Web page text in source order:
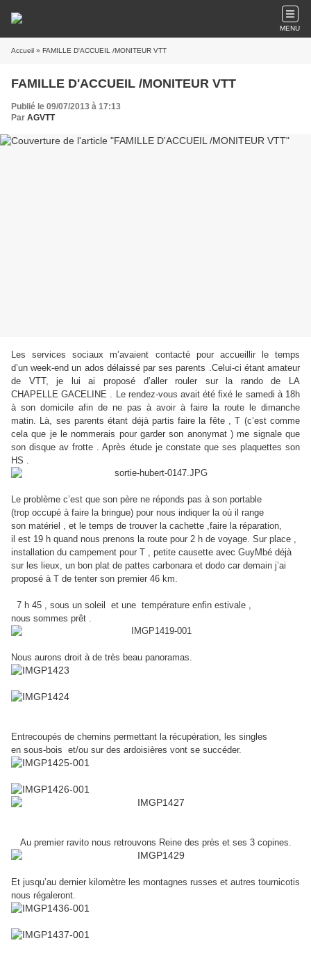
MENU
Accueil » FAMILLE D'ACCUEIL /MONITEUR VTT
FAMILLE D'ACCUEIL /MONITEUR VTT
Publié le 09/07/2013 à 17:13
Par AGVTT
Les services sociaux m’avaient contacté pour accueillir le temps
d’un week-end un ados délaissé par ses parents .Celui-ci étant amateur
de
VTT, je lui ai proposé d’aller rouler sur la rando de LA
CHAPELLE GACELINE . Le rendez-vous avait été fixé le samedi à 18h
à son domicile afin de ne pas à avoir à faire la route le dimanche
matin. Là, ses parents étant déjà partis faire la fête , T (c’est comme
cela que je le nommerais pour garder son anonymat ) me signale que
son disque av frotte . Après étude je constate que ses plaquettes son
HS .
Le problème c’est que son père ne réponds pas à son portable
(trop occupé à faire la bringue) pour nous indiquer la où il range
son matériel , et le temps de trouver la cachette ,faire la réparation,
il est 19 h quand nous prenons la route pour 2 h de voyage. Sur place ,
installation du campement pour T , petite causette avec GuyMbé déjà
sur les lieux, un bon plat de pattes carbonara et dodo car demain j’ai
proposé à T de tenter son premier 46 km.
7 h 45 , sous un soleil et une température enfin estivale ,
nous sommes prêt .
Nous aurons droit à de très beau panoramas.
Entrecoupés de chemins permettant la récupération, les singles
en sous-bois et/ou sur des ardoisières vont se succéder.
Au premier ravito nous retrouvons Reine des près et ses 3 copines.
Et jusqu’au dernier kilomètre les montagnes russes et autres tournicotis
nous régaleront.